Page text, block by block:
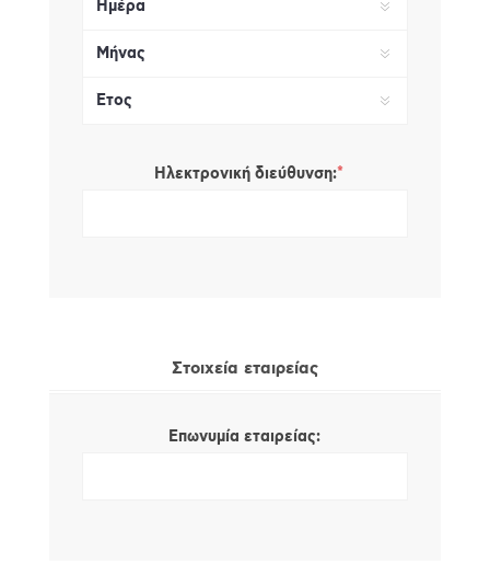
Ηλεκτρονική διεύθυνση:*
Στοιχεία εταιρείας
Επωνυμία εταιρείας: